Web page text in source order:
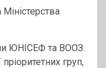
ЮНІСЕФ та ВООЗ.
груп,